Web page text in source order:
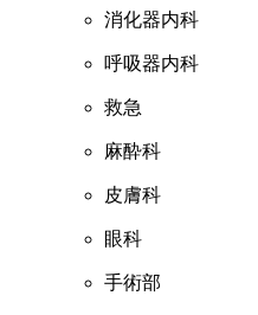
消化器内科
呼吸器内科
救急
麻酔科
皮膚科
眼科
手術部